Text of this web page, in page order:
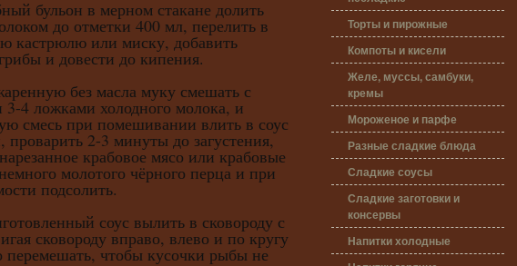
в мерном стакане долить
до отметки 400 мл, перелить в
кастрюлю или миску, добавить
и довести до кипения.
без масла муку смешать с
3-4 ложками холодного молока, и
смесь при помешивании влить в соус
проварить 2-3 минуты до загустения,
крабовое мясо или крабовые
молотого чёрного перца и при
подсолить.
соус вылить в сковороду с
сковороду вправо, влево и по кругу
перемешать, чтобы кусочки рыбы не
Торты и пирожные
Компоты и кисели
Желе, муссы, самбуки,
кремы
Мороженое и парфе
Разные сладкие блюда
Сладкие соусы
Сладкие заготовки и
консервы
Напитки холодные